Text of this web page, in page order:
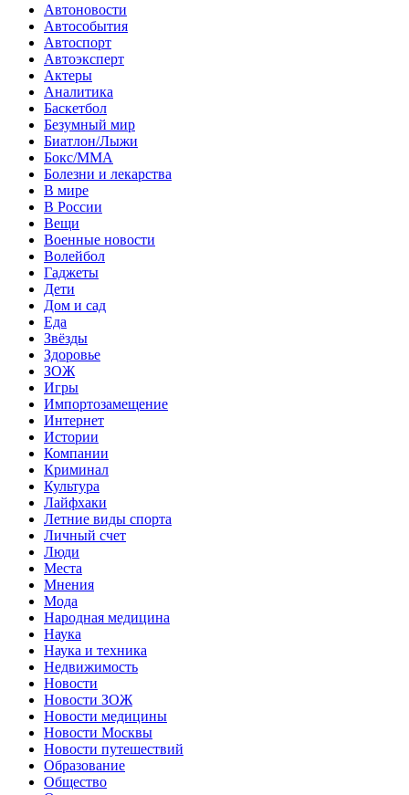
Автоновости
Автособытия
Автоспорт
Автоэксперт
Актеры
Аналитика
Баскетбол
Безумный мир
Биатлон/Лыжи
Бокс/MMA
Болезни и лекарства
В мире
В России
Вещи
Военные новости
Волейбол
Гаджеты
Дети
Дом и сад
Еда
Звёзды
Здоровье
ЗОЖ
Игры
Импортозамещение
Интернет
Истории
Компании
Криминал
Культура
Лайфхаки
Летние виды спорта
Личный счет
Люди
Места
Мнения
Мода
Народная медицина
Наука
Наука и техника
Недвижимость
Новости
Новости ЗОЖ
Новости медицины
Новости Москвы
Новости путешествий
Образование
Общество